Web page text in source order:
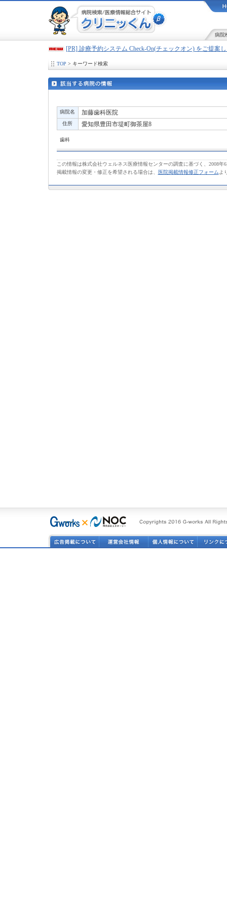
病院
[PR] 診療予約システム Check-On(チェックオン) をご提案
TOP > キーワード検索
病院名 加藤歯科医院
住所 愛知県豊田市堤町御茶屋8
歯科
この情報は株式会社ウェルネス医療情報センターの調査に基づく、2008年
掲載情報の変更・修正を希望される場合は、
医院掲載情報修正フォーム よ